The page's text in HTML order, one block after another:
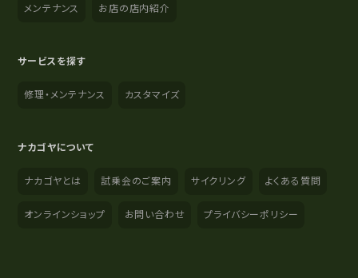
メンテナンス お店の店内紹介
サービスを探す
修理・メンテナンス カスタマイズ
ナカゴヤについて
ナカゴヤとは 試乗会のご案内 サイクリング よくある質問
オンラインショップ お問い合わせ プライバシーポリシー